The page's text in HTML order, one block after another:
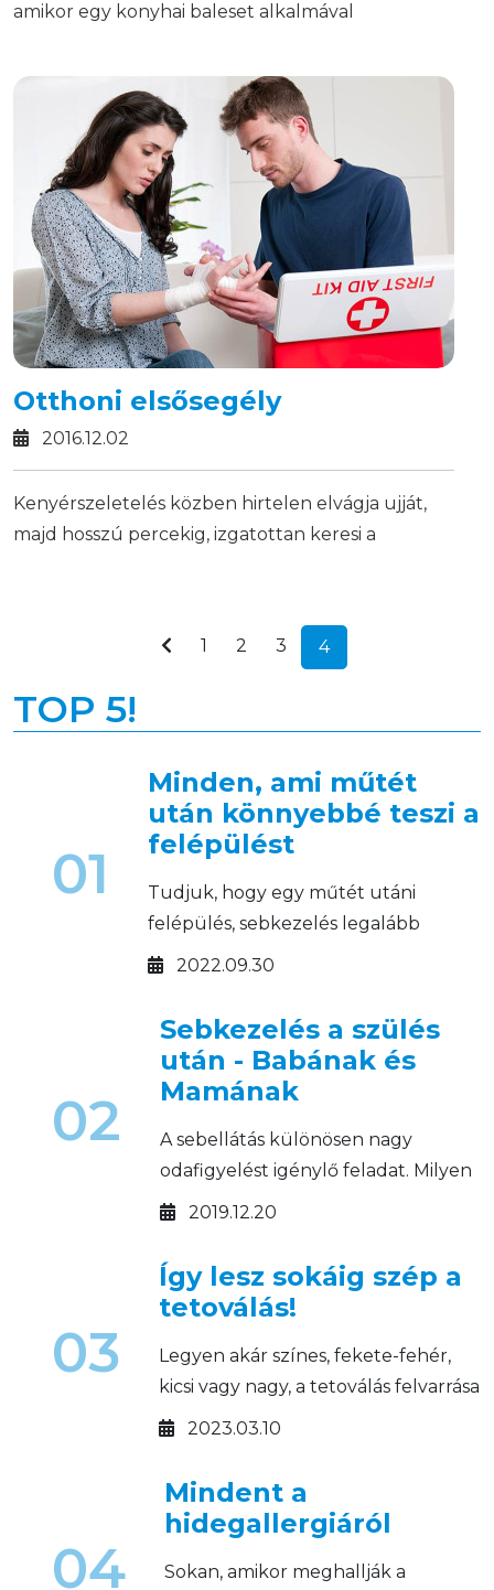
amikor egy konyhai baleset alkalmával
esetben hólyagok keletkeznek a bőrön. A bőr
gyulladása után néhány nappal hámlási folyamat
kezdődik.
Otthoni elsősegély
2016.12.02
Kenyérszeletelés közben hirtelen elvágja ujját,
majd hosszú percekig, izgatottan keresi a
elsősegélynyújtás céljából? Elsősegély, mi legyen
a házi patikában? Szerencsére a leggyakoribb
szúrások. Minden esetben fontos a seb
használni, ami közvetlenül a sebbe is bekerülhet.
1 2 3 4
TOP 5!
01
Minden, ami műtét
után könnyebbé teszi a
felépülést
Tudjuk, hogy egy műtét utáni
felépülés, sebkezelés legalább
annyira rajtunk múlik, mint az
2022.09.30
02
Sebkezelés a szülés
után - Babának és
Mamának
A sebellátás különösen nagy
odafigyelést igénylő feladat. Milyen
sebkezelő készítményeket
időszakban?
2019.12.20
03
Így lesz sokáig szép a
tetoválás!
Legyen akár színes, fekete-fehér,
kicsi vagy nagy, a tetoválás felvarrása
után fontos a megfelelő utókezelés!
2023.03.10
04
Mindent a
hidegallergiáról
Sokan, amikor meghallják a